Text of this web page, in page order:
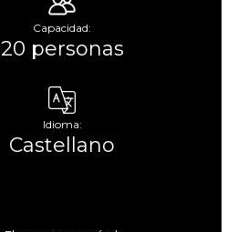
Capacidad:
20 personas
Idioma:
Castellano